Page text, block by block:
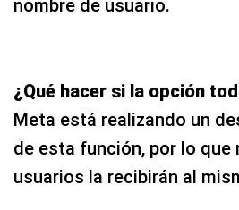
nombre de usuario.
¿Qué hacer si la opción
Meta está realizando un
de esta función, por lo
usuarios la recibirán al